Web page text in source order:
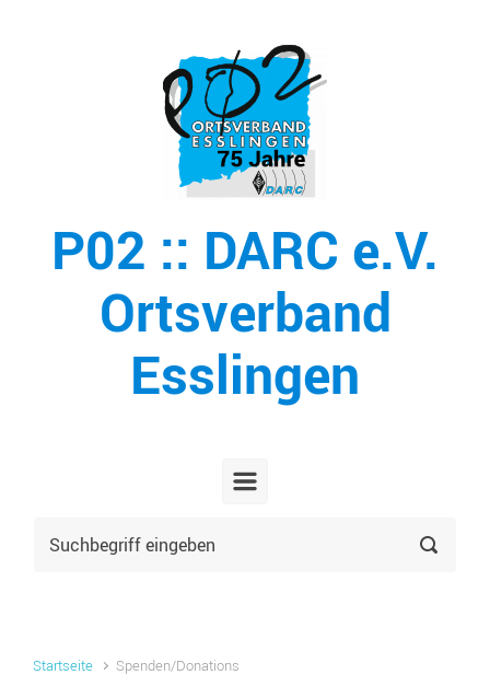
P02 :: DARC e.V.
Ortsverband
Esslingen
Startseite Spenden/Donations